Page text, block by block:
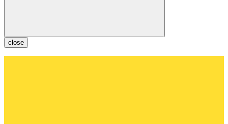
close